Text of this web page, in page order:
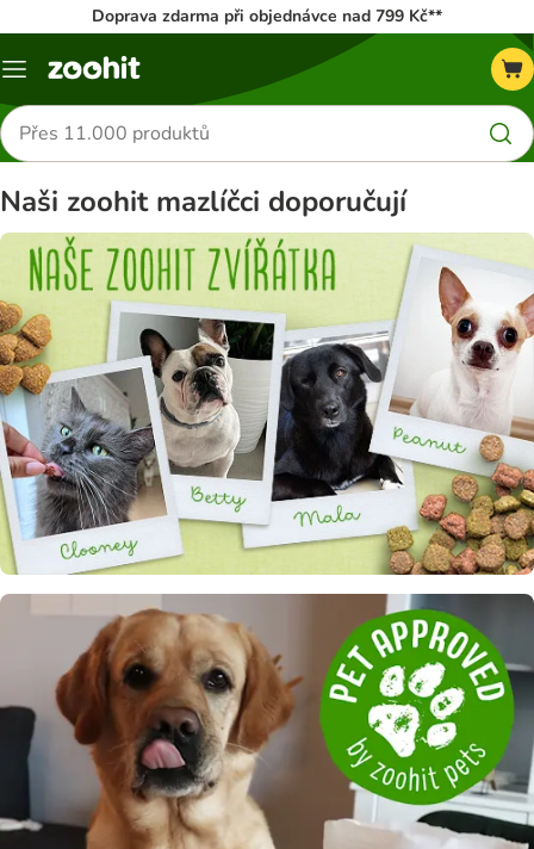
Doprava zdarma při objednávce nad 799 Kč**
Menu
Hledat
produkty
Naši zoohit mazlíčci doporučují